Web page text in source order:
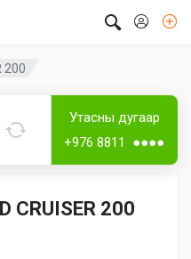
200
Утасны дугаар
+976 8811 ●●●●
CRUISER 200